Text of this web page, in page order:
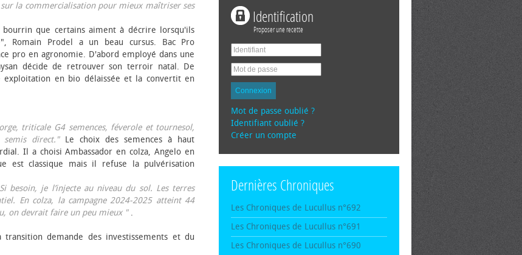
la commercialisation pour mieux maîtriser ses
bourrin que certains aiment à décrire lorsqu'ils
Romain Prodel a un beau cursus. Bac Pro
pro en agronomie. D'abord employé dans une
décide de retrouver son terroir natal. De
en bio délaissée et la convertit en
triticale G4 semences, féverole et tournesol,
direct."Le choix des semences à haut
Il a choisi Ambassador en colza, Angelo en
est classique mais il refuse la pulvérisation
besoin, je l’injecte au niveau du sol. Les terres
En colza, la campagne 2024-2025 atteint 44
on devrait faire un peu mieux ".
demande des investissements et du
Identification
Proposer une recette
Connexion
Mot de passe oublié ?
Identifiant oublié ?
Créer un compte
Dernières Chroniques
Les Chroniques de Lucullus n°692
Les Chroniques de Lucullus n°691
Les Chroniques de Lucullus n°690